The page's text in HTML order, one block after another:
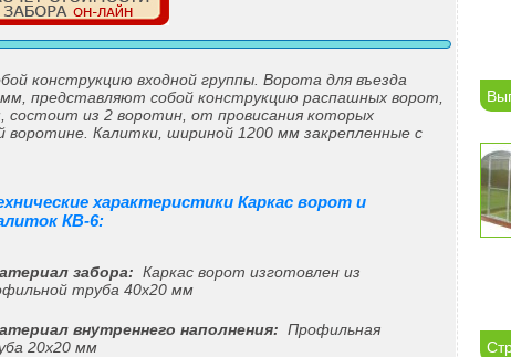
конструкцию входной группы. Ворота для въезда
представляют собой конструкцию распашных ворот,
состоит из 2 воротин, от провисания которых
Калитки, шириной 1200 мм закрепленные с
характеристики Каркас ворот и
КВ-6:
забора: Каркас ворот изготовлен из
труба 40х20 мм
внутреннего наполнения: Профильная
20х20 мм